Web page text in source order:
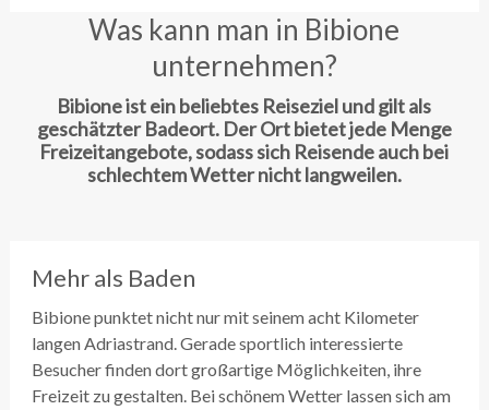
Was kann man in Bibione
unternehmen?
Bibione ist ein beliebtes Reiseziel und gilt als
geschätzter Badeort. Der Ort bietet jede Menge
Freizeitangebote, sodass sich Reisende auch bei
schlechtem Wetter nicht langweilen.
Mehr als Baden
Bibione punktet nicht nur mit seinem acht Kilometer
langen Adriastrand. Gerade sportlich interessierte
Besucher finden dort großartige Möglichkeiten, ihre
Freizeit zu gestalten. Bei schönem Wetter lassen sich am